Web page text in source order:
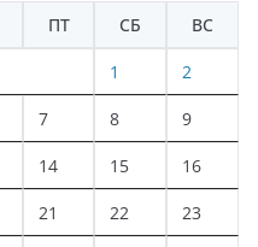
ПТ СБ ВС
1 2
7 8 9
14 15 16
21 22 23